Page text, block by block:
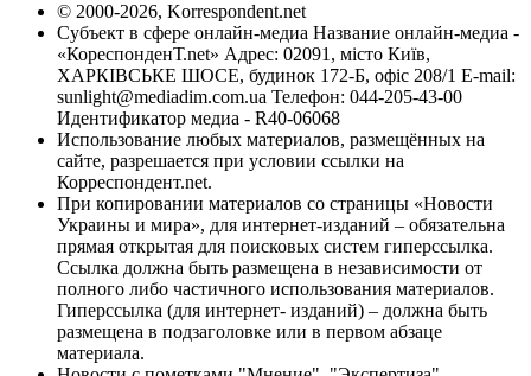
© 2000-2026, Korrespondent.net
Субъект в сфере онлайн-медиа Название онлайн-медиа -
«КореспонденТ.net» Адрес: 02091, місто Київ,
ХАРКІВСЬКЕ ШОСЕ, будинок 172-Б, офіс 208/1 E-mail:
sunlight@mediadim.com.ua Телефон: 044-205-43-00
Идентификатор медиа - R40-06068
Использование любых материалов, размещённых на
сайте, разрешается при условии ссылки на
Корреспондент.net.
При копировании материалов со страницы «Новости
Украины и мира», для интернет-изданий – обязательна
прямая открытая для поисковых систем гиперссылка.
Ссылка должна быть размещена в независимости от
полного либо частичного использования материалов.
Гиперссылка (для интернет- изданий) – должна быть
размещена в подзаголовке или в первом абзаце
материала.